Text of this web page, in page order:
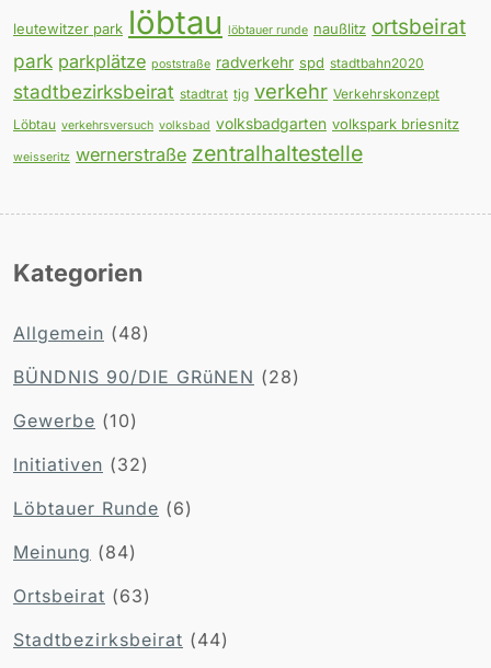
leutewitzer park löbtau löbtauer runde naußlitz ortsbeirat
park parkplätze poststraße radverkehr spd stadtbahn2020
stadtbezirksbeirat stadtrat tjg verkehr Verkehrskonzept
Löbtau verkehrsversuch volksbad volksbadgarten volkspark briesnitz
weisseritz wernerstraße zentralhaltestelle
Kategorien
Allgemein (48)
BÜNDNIS 90/DIE GRüNEN (28)
Gewerbe (10)
Initiativen (32)
Löbtauer Runde (6)
Meinung (84)
Ortsbeirat (63)
Stadtbezirksbeirat (44)